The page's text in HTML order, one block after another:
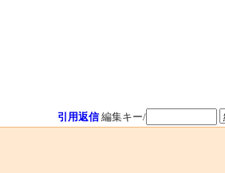
引用返信 編集キー/